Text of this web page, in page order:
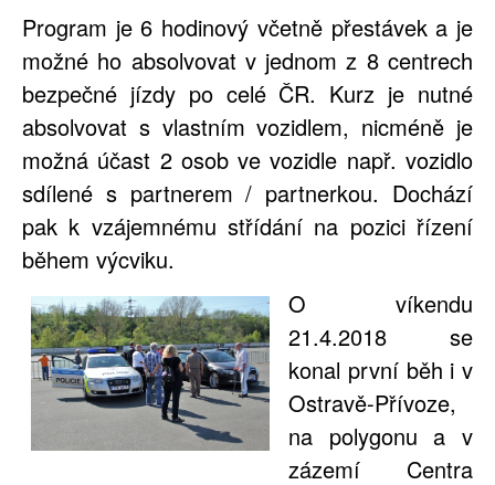
Program je 6 hodinový včetně přestávek a je
možné ho absolvovat v jednom z 8 centrech
bezpečné jízdy po celé ČR. Kurz je nutné
absolvovat s vlastním vozidlem, nicméně je
možná účast 2 osob ve vozidle např. vozidlo
sdílené s partnerem / partnerkou. Dochází
pak k vzájemnému střídání na pozici řízení
během výcviku.
O víkendu
21.4.2018 se
konal první běh i v
Ostravě-Přívoze,
na polygonu a v
zázemí Centra